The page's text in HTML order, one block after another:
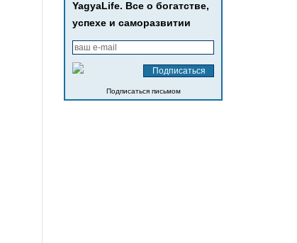
YagyaLife. Все о богатстве,
успехе и саморазвитии
Подписаться письмом